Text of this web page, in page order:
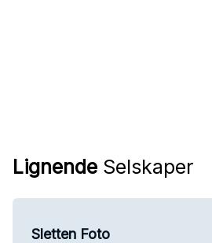
Lignende Selskaper
Sletten Foto